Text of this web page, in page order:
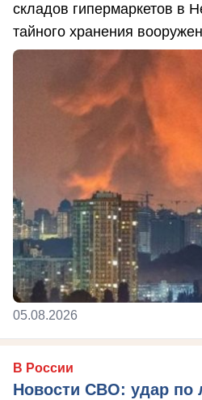
складов гипермаркетов в
тайного хранения
05.08.2026
В России
Новости СВО: удар по